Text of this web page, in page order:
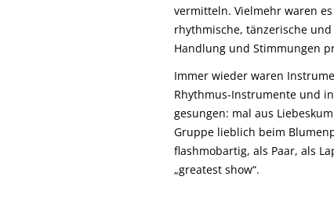
vermitteln. Vielmehr waren
rhythmische, tänzerische
Handlung und Stimmungen
Immer wieder waren
Rhythmus-Instrumente und
gesungen: mal aus
Gruppe lieblich beim
flashmobartig, als Paar, als
„greatest show“.